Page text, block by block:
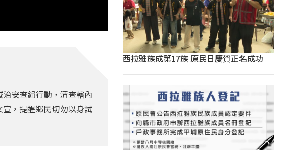
安查緝行動，清查轄內
，提醒鄉民切勿以身試
西拉雅族成第17族 原民日慶賀正名成功